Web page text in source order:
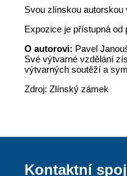
Svou zlínskou
Expozice je přístupná od
O autorovi: Pavel
Své výtvarné vzdělání
výtvarných soutěží a
Zdroj: Zlínský zámek
Kontaktní